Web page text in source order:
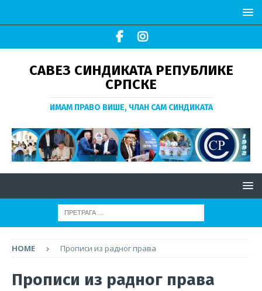
САВЕЗ СИНДИКАТА РЕПУБЛИКЕ
СРПСКЕ
ИМАМ ПРАВО ВИШЕ, ЧЛАН САМ СИНДИКАТА
HOME Прописи из радног права
Прописи из радног права